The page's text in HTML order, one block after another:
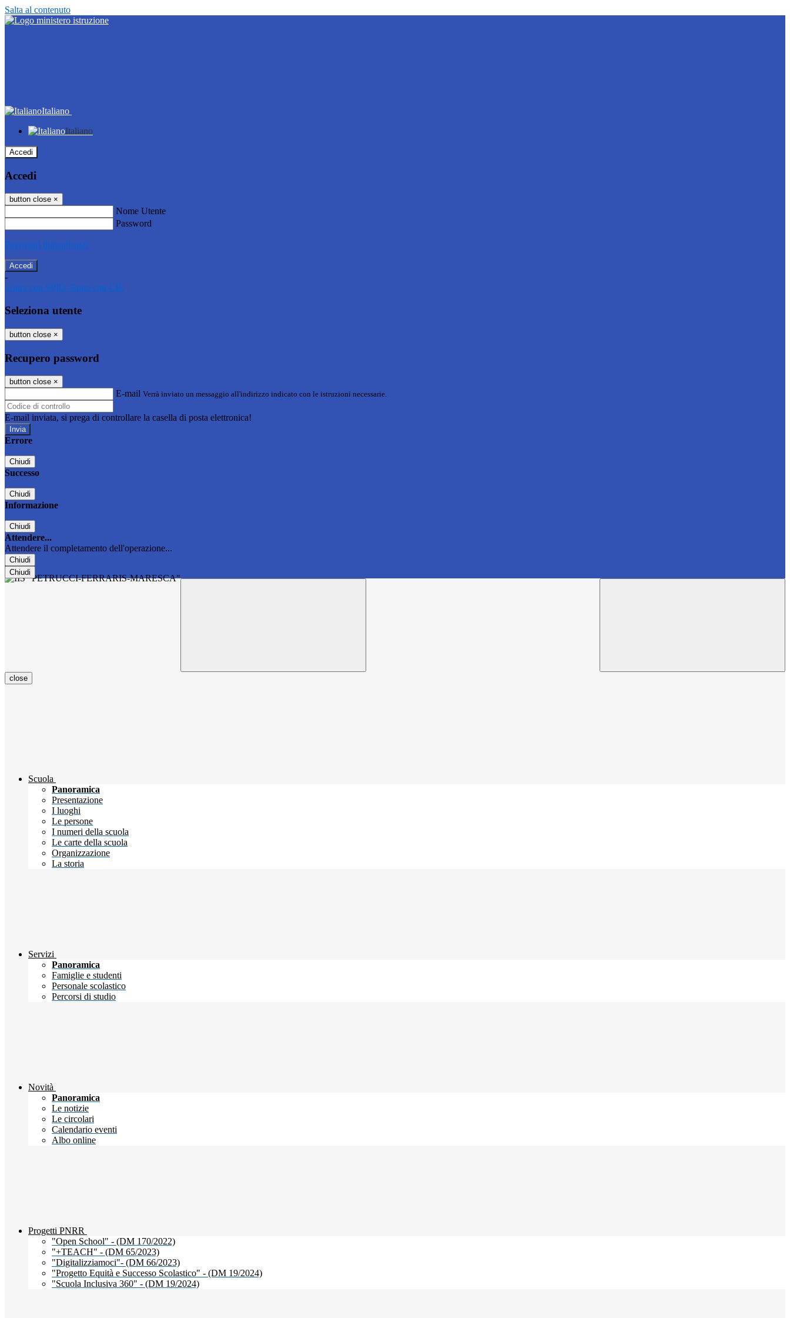
Salta al contenuto
Italiano
Italiano
Accedi
Accedi
button close ×
Nome Utente
Password
Password dimenticata?
-
Entra con SPID Entra con CIE
Seleziona utente
button close ×
Recupero password
button close ×
E-mail Verrà inviato un messaggio all'indirizzo indicato con le istruzioni necessarie.
E-mail inviata, si prega di controllare la casella di posta elettronica!
Errore
Chiudi
Successo
Chiudi
Informazione
Chiudi
Attendere...
Attendere il completamento dell'operazione...
Chiudi
Chiudi
close
Scuola
Panoramica
Presentazione
I luoghi
Le persone
I numeri della scuola
Le carte della scuola
Organizzazione
La storia
Servizi
Panoramica
Famiglie e studenti
Personale scolastico
Percorsi di studio
Novità
Panoramica
Le notizie
Le circolari
Calendario eventi
Albo online
Progetti PNRR
"Open School" - (DM 170/2022)
"+TEACH" - (DM 65/2023)
"Digitalizziamoci"- (DM 66/2023)
"Progetto Equità e Successo Scolastico" - (DM 19/2024)
"Scuola Inclusiva 360" - (DM 19/2024)